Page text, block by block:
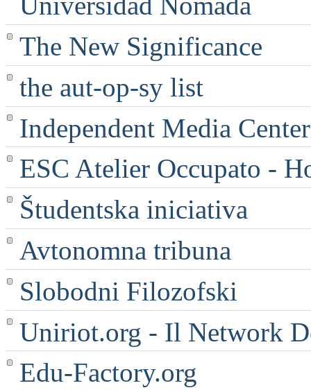
The New Significance
the aut-op-sy list
Independent Media
ESC Atelier Occupato -
Študentska iniciativa
Avtonomna tribuna
Slobodni Filozofski
Uniriot.org - Il Network
Edu-Factory.org